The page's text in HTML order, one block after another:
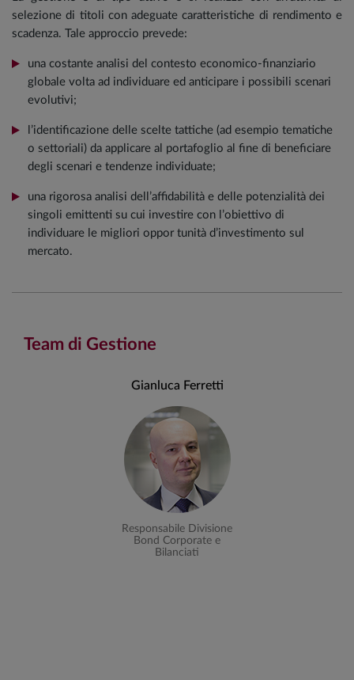
selezione di titoli con adeguate caratteristiche di rendimento e
scadenza. Tale approccio prevede:
una costante analisi del contesto economico-finanziario
globale volta ad individuare ed anticipare i possibili scenari
evolutivi;
l’identificazione delle scelte tattiche (ad esempio tematiche
o settoriali) da applicare al portafoglio al fine di beneficiare
degli scenari e tendenze individuate;
una rigorosa analisi dell’affidabilità e delle potenzialità dei
singoli emittenti su cui investire con l’obiettivo di
individuare le migliori oppor tunità d’investimento sul
mercato.
Team di Gestione
Gianluca Ferretti
Responsabile Divisione
Bond Corporate e
Bilanciati